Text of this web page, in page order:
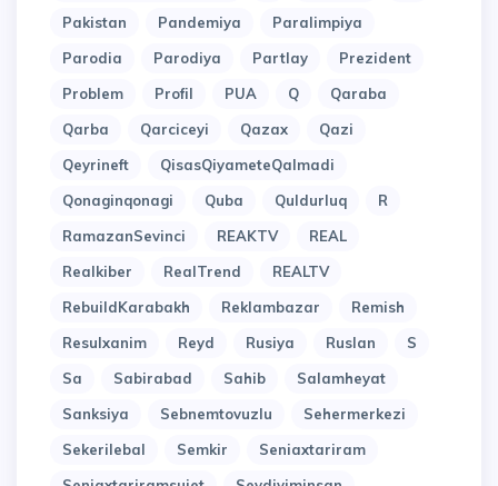
Pakistan
Pandemiya
Paralimpiya
Parodia
Parodiya Partlay
Prezident
Problem
Profil PUA Q
Qaraba
Qarba
Qarciceyi Qazax
Qazi
Qeyrineft
QisasQiyameteQalmadi
Qonaginqonagi
Quba Quldurluq
R
RamazanSevinci
REAKTV
REAL
Realkiber
RealTrend
REALTV
RebuildKarabakh
Reklambazar
Remish
Resulxanim
Reyd Rusiya Ruslan
S
Sa
Sabirabad Sahib
Salamheyat
Sanksiya
Sebnemtovuzlu
Sehermerkezi
Sekerilebal
Semkir
Seniaxtariram